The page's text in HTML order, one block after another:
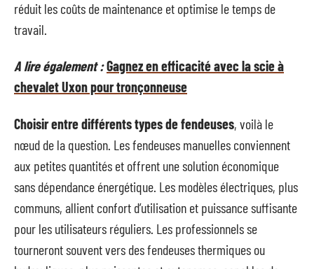
réduit les coûts de maintenance et optimise le temps de
travail.
A lire également :Gagnez en efficacité avec la scie à
chevalet Uxon pour tronçonneuse
Choisir entre différents types de fendeuses, voilà le
nœud de la question. Les fendeuses manuelles conviennent
aux petites quantités et offrent une solution économique
sans dépendance énergétique. Les modèles électriques, plus
communs, allient confort d’utilisation et puissance suffisante
pour les utilisateurs réguliers. Les professionnels se
tourneront souvent vers des fendeuses thermiques ou